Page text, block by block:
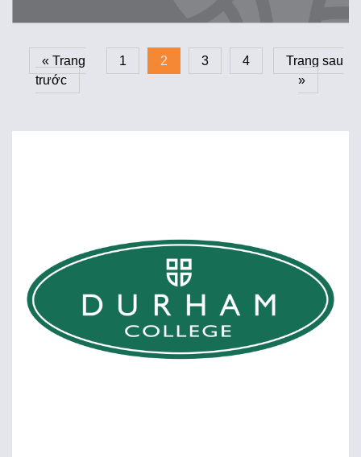
« Trang
trước
1 2 3 4
Trang sau
»